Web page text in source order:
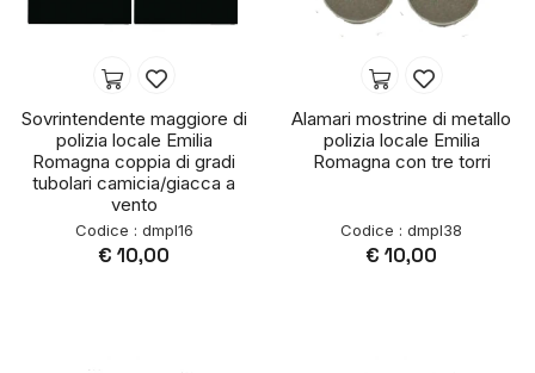
Sovrintendente maggiore di
polizia locale Emilia
Romagna coppia di gradi
tubolari camicia/giacca a
vento
Codice : dmpl16
€ 10,00
Alamari mostrine di metallo
polizia locale Emilia
Romagna con tre torri
Codice : dmpl38
€ 10,00